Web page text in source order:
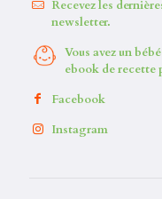
Recevez les
newsletter.
Vous avez un
ebook de recette
Facebook
Instagram